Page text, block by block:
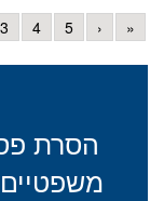
3 4 5 › »
הסרת
משפטיים